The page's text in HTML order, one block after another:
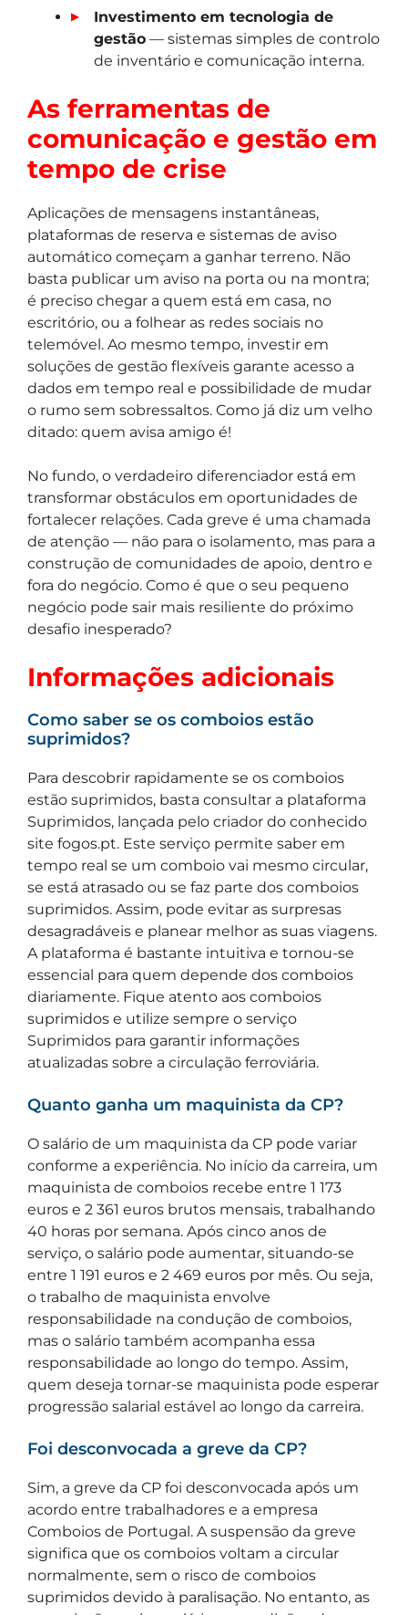
Investimento em tecnologia de
gestão — sistemas simples de controlo
de inventário e comunicação interna.
As ferramentas de
comunicação e gestão em
tempo de crise
Aplicações de mensagens instantâneas,
plataformas de reserva e sistemas de aviso
automático começam a ganhar terreno. Não
basta publicar um aviso na porta ou na montra;
é preciso chegar a quem está em casa, no
escritório, ou a folhear as redes sociais no
telemóvel. Ao mesmo tempo, investir em
soluções de gestão flexíveis garante acesso a
dados em tempo real e possibilidade de mudar
o rumo sem sobressaltos. Como já diz um velho
ditado: quem avisa amigo é!
No fundo, o verdadeiro diferenciador está em
transformar obstáculos em oportunidades de
fortalecer relações. Cada greve é uma chamada
de atenção — não para o isolamento, mas para a
construção de comunidades de apoio, dentro e
fora do negócio. Como é que o seu pequeno
negócio pode sair mais resiliente do próximo
desafio inesperado?
Informações adicionais
Como saber se os comboios estão
suprimidos?
Para descobrir rapidamente se os comboios
estão suprimidos, basta consultar a plataforma
Suprimidos, lançada pelo criador do conhecido
site fogos.pt. Este serviço permite saber em
tempo real se um comboio vai mesmo circular,
se está atrasado ou se faz parte dos comboios
suprimidos. Assim, pode evitar as surpresas
desagradáveis e planear melhor as suas viagens.
A plataforma é bastante intuitiva e tornou-se
essencial para quem depende dos comboios
diariamente. Fique atento aos comboios
suprimidos e utilize sempre o serviço
Suprimidos para garantir informações
atualizadas sobre a circulação ferroviária.
Quanto ganha um maquinista da CP?
O salário de um maquinista da CP pode variar
conforme a experiência. No início da carreira, um
maquinista de comboios recebe entre 1 173
euros e 2 361 euros brutos mensais, trabalhando
40 horas por semana. Após cinco anos de
serviço, o salário pode aumentar, situando-se
entre 1 191 euros e 2 469 euros por mês. Ou seja,
o trabalho de maquinista envolve
responsabilidade na condução de comboios,
mas o salário também acompanha essa
responsabilidade ao longo do tempo. Assim,
quem deseja tornar-se maquinista pode esperar
progressão salarial estável ao longo da carreira.
Foi desconvocada a greve da CP?
Sim, a greve da CP foi desconvocada após um
acordo entre trabalhadores e a empresa
Comboios de Portugal. A suspensão da greve
significa que os comboios voltam a circular
normalmente, sem o risco de comboios
suprimidos devido à paralisação. No entanto, as